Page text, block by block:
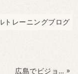
トレーニングブログ
広島でビジョントレーニングならフォーム整骨院に »